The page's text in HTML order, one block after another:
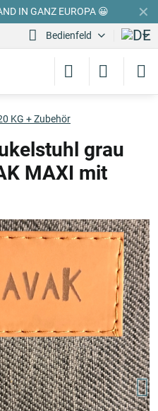
✕
IN GANZ EUROPA 😀
Bedienfeld
KG + Zubehör
grau
MAXI mit